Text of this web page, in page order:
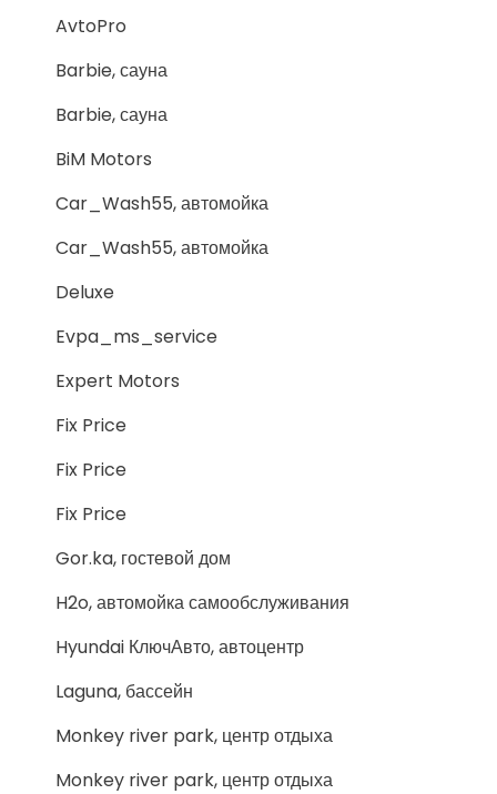
AvtoPro
Barbie, сауна
Barbie, сауна
BiM Motors
Car_Wash55, автомойка
Car_Wash55, автомойка
Deluxe
Evpa_ms_service
Expert Motors
Fix Price
Fix Price
Fix Price
Gor.ka, гостевой дом
H2o, автомойка самообслуживания
Hyundai КлючАвто, автоцентр
Laguna, бассейн
Monkey river park, центр отдыха
Monkey river park, центр отдыха